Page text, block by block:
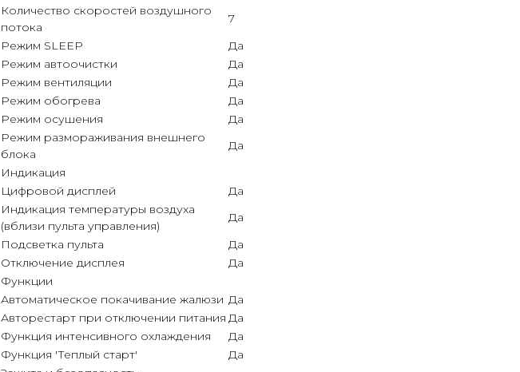
Количество скоростей воздушного
потока
7
Режим SLEEP
Да
Режим автоочистки
Да
Режим вентиляции
Да
Режим обогрева
Да
Режим осушения
Да
Режим размораживания внешнего
блока
Да
Индикация
Цифровой дисплей
Да
Индикация температуры воздуха
(вблизи пульта управления)
Да
Подсветка пульта
Да
Отключение дисплея
Да
Функции
Автоматическое покачивание жалюзи Да
Авторестарт при отключении питания Да
Функция интенсивного охлаждения
Да
Функция 'Теплый старт'
Да